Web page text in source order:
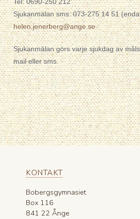
Tel: 0690-250 212
Sjukanmälan sms: 073-275 14 51
helen.jenerberg@ange.se
Sjukanmälan görs varje sjukdag av
mail eller sms.
KONTAKT
Bobergsgymnasiet
Box 116
841 22 Ånge